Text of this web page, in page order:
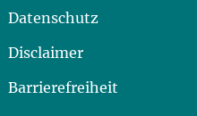
Datenschutz
Disclaimer
Barrierefreiheit